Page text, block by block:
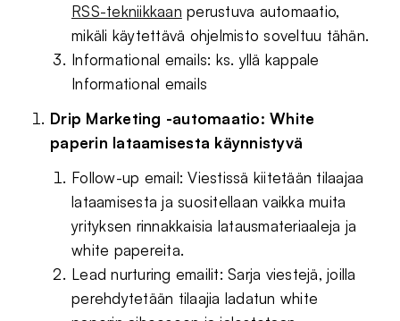
RSS-tekniikkaan perustuva automaatio,
mikäli käytettävä ohjelmisto soveltuu tähän.
Informational emails: ks. yllä kappale
Informational emails
Drip Marketing -automaatio: White
paperin lataamisesta käynnistyvä
Follow-up email: Viestissä kiitetään tilaajaa
lataamisesta ja suositellaan vaikka muita
yrityksen rinnakkaisia latausmateriaaleja ja
white papereita.
Lead nurturing emailit: Sarja viestejä, joilla
perehdytetään tilaajia ladatun white